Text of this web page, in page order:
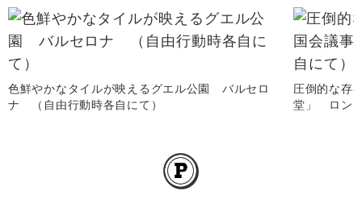
色鮮やかなタイルが映えるグエル公園 バルセロ
ナ （自由行動時各自にて）
圧倒的な存
堂」 ロン